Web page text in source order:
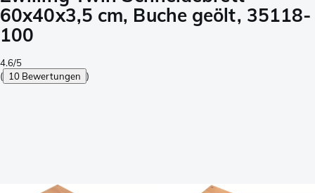
60x40x3,5 cm, Buche geölt, 35118-
100
4.6/5
( 10 Bewertungen )